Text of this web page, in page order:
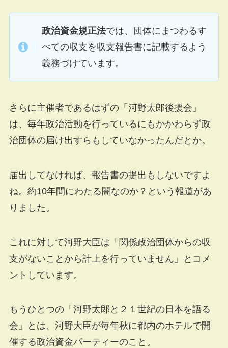
政治資金規正法では、団体にまつわるす
べての収支を収支報告書に記載するよう
義務づけています。
さらに主催者であるはずの「河野太郎後援会」
は、毎年政治活動を行っているにもかかわらず政
治団体の届け出すらもしていなかったんだとか。
届出してなければ、報告書の提出もしないですよ
ね。約10年間にわたる闇なのか？という報道があ
りました。
これに対して河野大臣は「関係政治団体からの収
支がないことから計上を行っていません」とコメ
ントしています。
もうひとつの「河野太郎と２１世紀の日本を語る
会」とは、河野大臣が毎年秋に都内のホテルで開
催する政治資金パーティーのこと。